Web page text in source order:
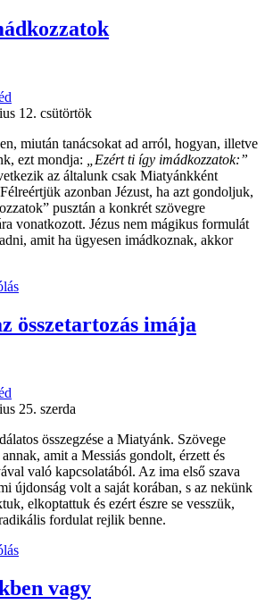
12. csütörtök
miután tanácsokat ad arról, hogyan, illetve
ezt mondja:
Ezért ti így imádkozzatok:”
az általunk csak Miatyánkként
azonban Jézust, ha azt gondoljuk,
pusztán a konkrét szövegre
vonatkozott. Jézus nem mágikus formulát
amit ha ügyesen imádkoznak, akkor
összetartozás imája
25. szerda
összegzése a Miatyánk. Szövege
amit a Messiás gondolt, érzett és
való kapcsolatából. Az ima első szava
újdonság volt a saját korában, s az nekünk
elkoptattuk és ezért észre se vesszük,
fordulat rejlik benne.
vagy